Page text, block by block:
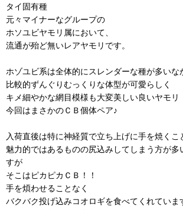
タイ固有種
元々マイナーなグループの
ホソユビヤモリ属において、
流通が殆ど無いレアヤモリです。
ホゾユビ系は全体的にスレンダーな種が多いな
比較的ずんぐりむっくりな体型が可愛らしく
キメ細やかな網目模様も大変美しい良いヤモリ
今回はまさかのＣＢ個体ペア♪
入荷直後は特に神経質で立ち上げに手を焼くこ
魅力的ではあるものの尻込みしてしまう方が多
すが
そこはピカピカＣＢ！！
手を煩わせることなく
バクバク投げ込みコオロギを食べてくれていま